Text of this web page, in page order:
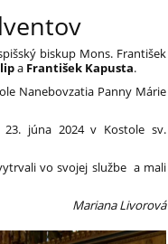
biskup Mons. František
a František Kapusta.
Nanebovzatia Panny Márie
júna 2024 v Kostole sv.
vo svojej službe a mali
Mariana Livorová